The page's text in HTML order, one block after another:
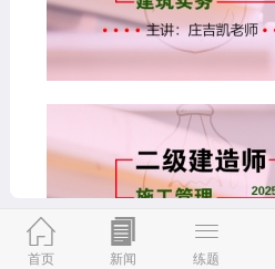
首页

新闻 练题